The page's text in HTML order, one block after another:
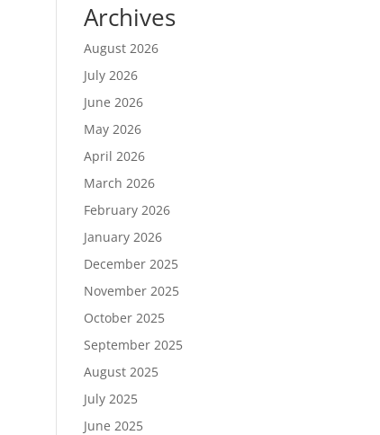
Archives
August 2026
July 2026
June 2026
May 2026
April 2026
March 2026
February 2026
January 2026
December 2025
November 2025
October 2025
September 2025
August 2025
July 2025
June 2025